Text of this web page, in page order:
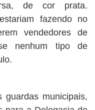
de cor prata.
fazendo no
vendedores de
nenhum tipo de
guardas municipais,